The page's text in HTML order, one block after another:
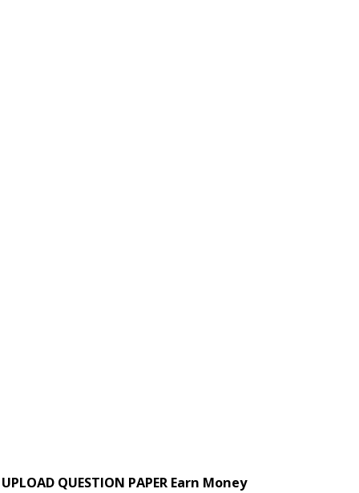
UPLOAD QUESTION PAPER Earn Money